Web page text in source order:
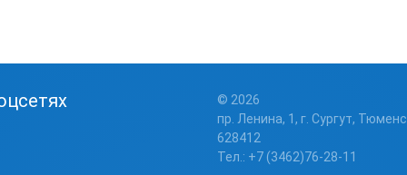
© 2026
пр. Ленина, 1, г. Сургут,
628412
Тел.: +7 (3462)76-28-11